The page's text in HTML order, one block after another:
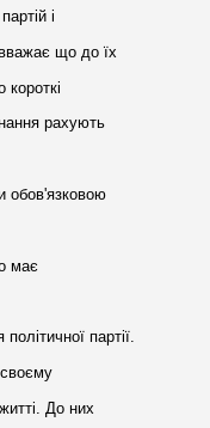
і
що до їх
рахують
обов'язковою
має
партії.
своєму
До них